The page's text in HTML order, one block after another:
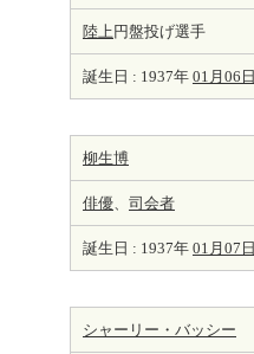
陸上円盤投げ選手
誕生日 : 1937年 01月06日
柳生博
俳優、 司会者
誕生日 : 1937年 01月07日
シャーリー・バッシー